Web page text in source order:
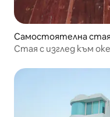
Самостоятелна стая
Стая с изглед към